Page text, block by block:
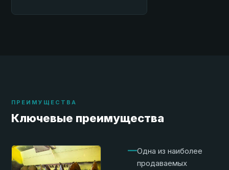
ПРЕИМУЩЕСТВА
Ключевые преимущества
—Одна из наиболее
продаваемых